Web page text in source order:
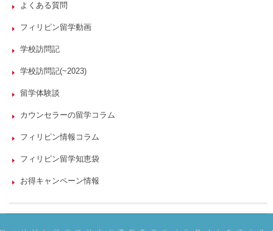
よくある質問
フィリピン留学動画
学校訪問記
学校訪問記(~2023)
留学体験談
カウンセラーの留学コラム
フィリピン情報コラム
フィリピン留学知恵袋
お得キャンペーン情報